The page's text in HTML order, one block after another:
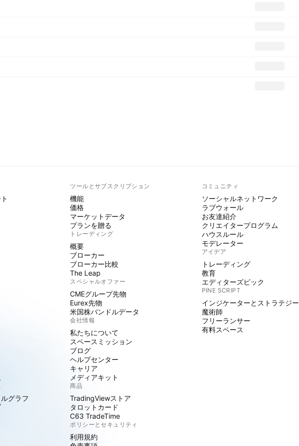
グラフ
ツールとサブスクリプション
機能
価格
マーケットデータ
プランを贈る
トレーディング
概要
ブローカー
ブローカー比較
The Leap
スペシャルオファー
CMEグループ先物
Eurex先物
米国株バンドルデータ
会社情報
私たちについて
スペースミッション
ブログ
ヘルプセンター
キャリア
メディアキット
商品
TradingViewストア
タロットカード
C63 TradeTime
ポリシーとセキュリティ
利用規約
コミュニティ
ソーシャルネットワーク
ラブウォール
お友達紹介
クリエイタープログラム
ハウスルール
モデレーター
アイデア
トレーディング
教育
エディターズピック
PINE SCRIPT
インジケーターとストラテジー
魔術師
フリーランサー
有料スペース